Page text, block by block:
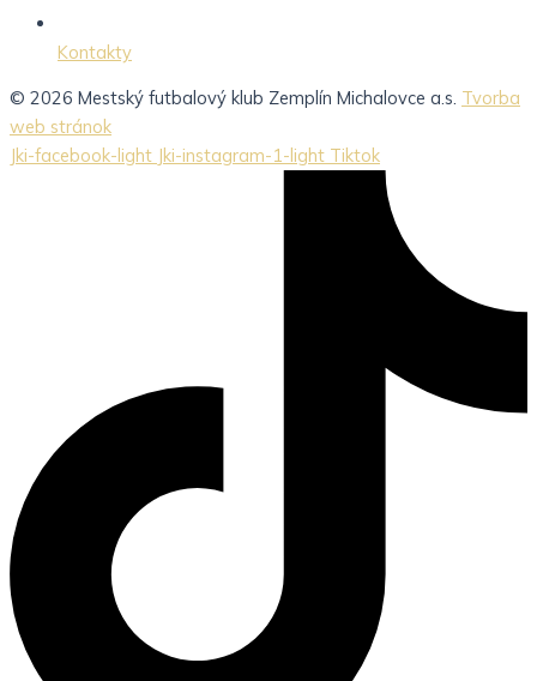
Kontakty
© 2026 Mestský futbalový klub Zemplín Michalovce a.s. Tvorba
web stránok
Jki-facebook-light Jki-instagram-1-light Tiktok